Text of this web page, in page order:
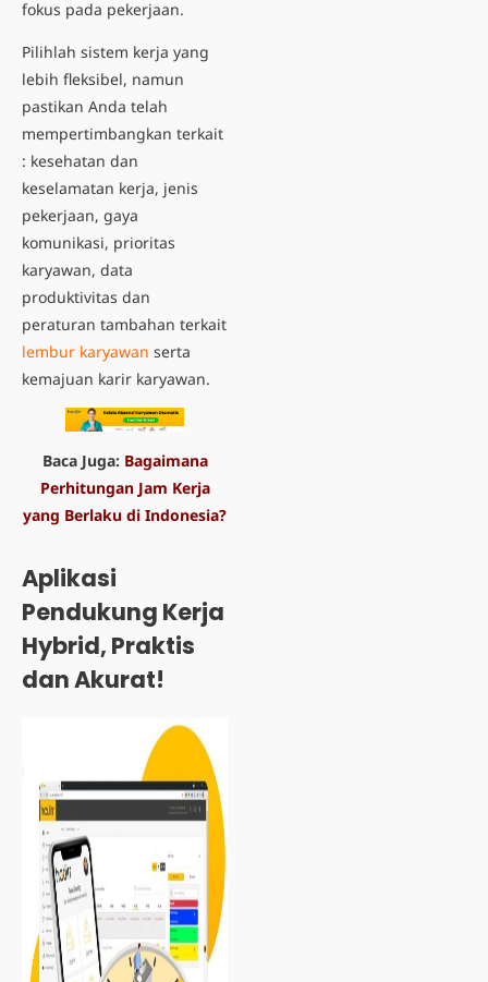
fokus pada pekerjaan.
Pilihlah sistem kerja yang
lebih fleksibel, namun
pastikan Anda telah
mempertimbangkan terkait
: kesehatan dan
keselamatan kerja, jenis
pekerjaan, gaya
komunikasi, prioritas
karyawan, data
produktivitas dan
peraturan tambahan terkait
lembur karyawan serta
kemajuan karir karyawan.
Baca Juga: Bagaimana
Perhitungan Jam Kerja
yang Berlaku di Indonesia?
Aplikasi
Pendukung Kerja
Hybrid, Praktis
dan Akurat!